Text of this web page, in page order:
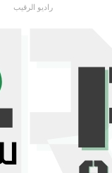
راديو الرقيب